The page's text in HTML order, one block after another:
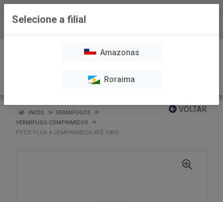
VOLTAR
INÍCIO
VERMIFUGOS
VERMIFUGO COMPRIMIDOS
PETZI PLUS 4 COMPRIMIDOS ATE 10KG
Selecione a filial
Amazonas
Roraima